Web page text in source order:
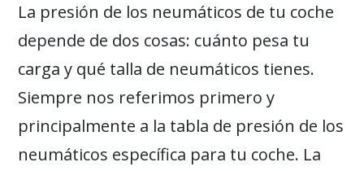
La presión de los neumáticos de tu coche
depende de dos cosas: cuánto pesa tu
carga y qué talla de neumáticos tienes.
Siempre nos referimos primero y
principalmente a la tabla de presión de los
neumáticos específica para tu coche. La